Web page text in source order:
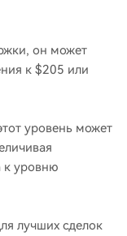
он может
к $205 или
уровень может
к уровню
лучших сделок